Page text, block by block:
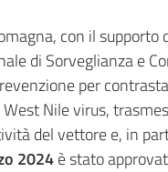
con il
di Sorveglianza e
per
Nile virus,
del vettore e, in
2024è stato